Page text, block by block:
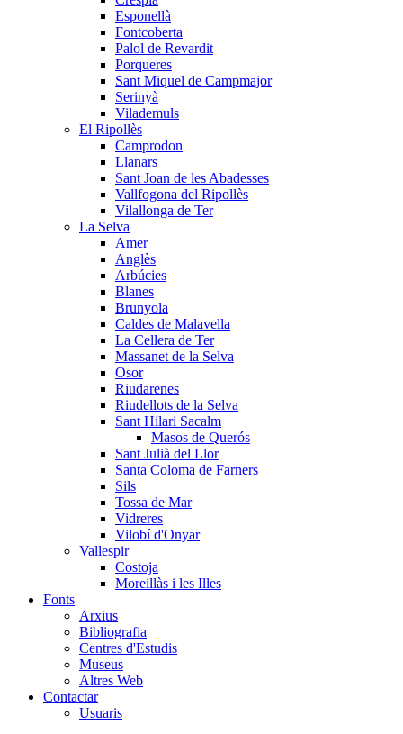
Esponellà
Fontcoberta
Palol de Revardit
Porqueres
Sant Miquel de Campmajor
Serinyà
Vilademuls
El Ripollès
Camprodon
Llanars
Sant Joan de les Abadesses
Vallfogona del Ripollès
Vilallonga de Ter
La Selva
Amer
Anglès
Arbúcies
Blanes
Brunyola
Caldes de Malavella
La Cellera de Ter
Massanet de la Selva
Osor
Riudarenes
Riudellots de la Selva
Sant Hilari Sacalm
Masos de Querós
Sant Julià del Llor
Santa Coloma de Farners
Sils
Tossa de Mar
Vidreres
Vilobí d'Onyar
Vallespir
Costoja
Moreillàs i les Illes
Fonts
Arxius
Bibliografia
Centres d'Estudis
Museus
Altres Web
Contactar
Usuaris